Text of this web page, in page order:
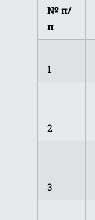
№ п/
п
1
2
3